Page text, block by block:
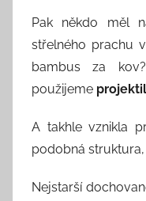
Pak někdo měl
střelného prachu
bambus za
použijeme
A takhle vznikla
podobná
Nejstarší